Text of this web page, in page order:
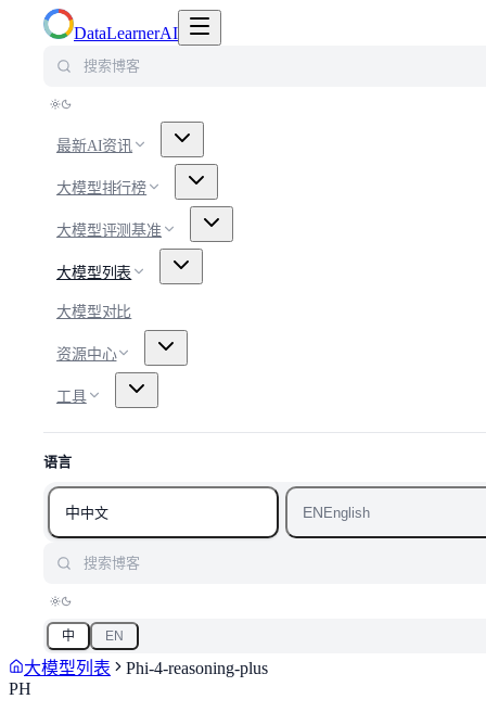
DataLearnerAI
最新AI资讯
大模型排行榜
大模型评测基准
大模型列表
大模型对比
资源中心
工具
语言
中中文 ENEnglish
中 EN
大模型列表
Phi-4-reasoning-plus
PH